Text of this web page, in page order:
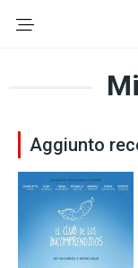
Aggiunto